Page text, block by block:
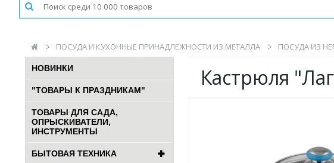
ПОСУДА И КУХОННЫЕ ПРИНАДЛЕЖНОСТИ ИЗ МЕТАЛЛА ПОСУДА ИЗ
НОВИНКИ
"ТОВАРЫ К ПРАЗДНИКАМ"
ТОВАРЫ ДЛЯ САДА,
ОПРЫСКИВАТЕЛИ,
ИНСТРУМЕНТЫ
БЫТОВАЯ ТЕХНИКА
Кастрюля